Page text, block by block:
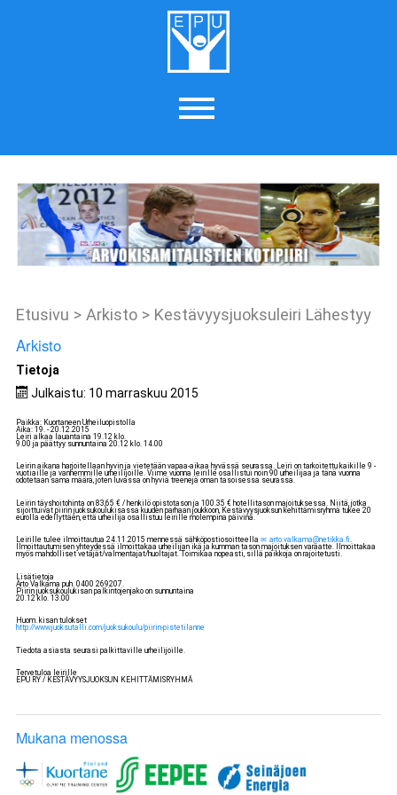
Etusivu > Arkisto > Kestävyysjuoksuleiri Lähestyy
Arkisto
Tietoja
Julkaistu: 10 marraskuu 2015
Paikka: Kuortaneen Urheiluopistolla
Aika: 19. - 20.12.2015
Leiri alkaa lauantaina 19.12 klo.
9.00 ja päättyy sunnuntaina 20.12 klo. 14.00
Leirin aikana harjoitellaan hyvin ja vietetään vapaa-aikaa hyvässä seurassa. Leiri on tarkoitettu kaikille 9 -
vuotiaille ja vanhemmille urheilijoille. Viime vuonna leirille osallistui noin 90 urheilijaa ja tänä vuonna
odotetaan sama määrä, joten luvassa on hyviä treenejä oman tasoisessa seurassa.
Leirin täyshoitohinta on 83,65 € / henkilö opistotason ja 100.35 € hotellitason majoituksessa. Niitä, jotka
sijoittuivat piirin juoksukoulukisassa kuuden parhaan joukkoon, Kestävyysjuoksun kehittämisryhmä tukee 20
eurolla edellyttäen, että urheilija osallistuu leirille molempina päivinä.
Leirille tulee ilmoittautua 24.11.2015 mennessä sähköpostiosoitteella arto.valkama@netikka.fi.
Ilmoittautumisen yhteydessä ilmoittakaa urheilijan ikä ja kumman tason majoituksen varaatte. Ilmoittakaa
myös mahdolliset vetäjät/valmentajat/huoltajat. Toimikaa nopeasti, sillä paikkoja on rajoitetusti.
Lisätietoja
Arto Valkama puh. 0400 269207.
Piirin juoksukoulukisan palkintojenjako on sunnuntaina
20.12 klo. 13.00
Huom. kisan tulokset
http://www.juoksutalli.com/juoksukoulu/piirin-pistetilanne
Tiedota asiasta seurasi palkittaville urheilijoille.
Tervetuloa leirille
EPU RY / KESTÄVYYSJUOKSUN KEHITTÄMISRYHMÄ
Mukana menossa